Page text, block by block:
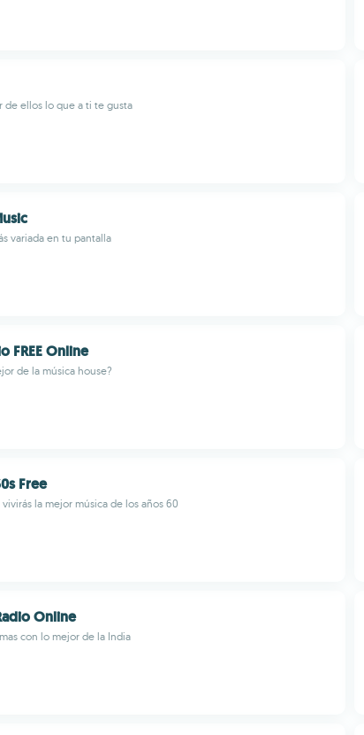
de ellos lo que a ti te gusta
variada en tu pantalla
FREE Online
de la música house?
Free
la mejor música de los años 60
Online
con lo mejor de la India